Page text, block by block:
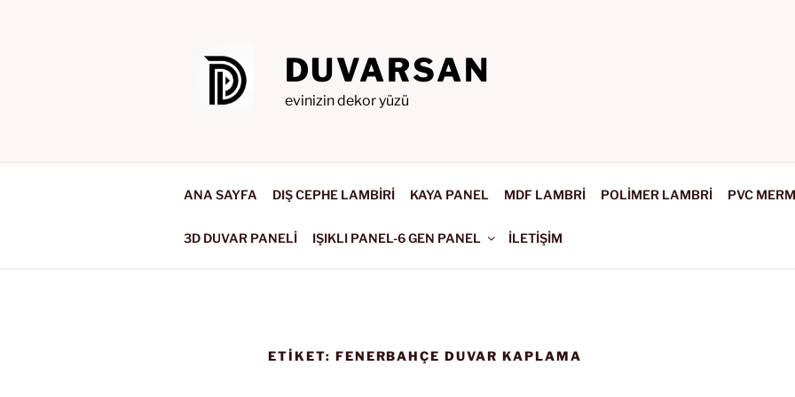
DUVARSAN
evinizin dekor yüzü
ANA SAYFA DIŞ CEPHE LAMBİRİ KAYA PANEL MDF LAMBRİ POLİMER LAMBRİ PVC
3D DUVAR PANELİ IŞIKLI PANEL-6 GEN PANEL İLETİŞİM
ETIKET: FENERBAHÇE DUVAR KAPLAMA